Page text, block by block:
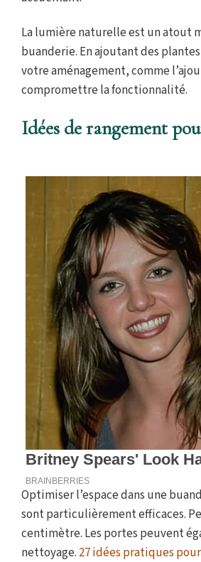
La lumière naturelle est un atout
buanderie. En ajoutant des
votre aménagement, comme
compromettre la fonctionnalité.
Idées de rangement
Optimiser l’espace dans une
sont particulièrement efficaces.
centimètre. Les portes peuvent
nettoyage. 27 idées pratiques